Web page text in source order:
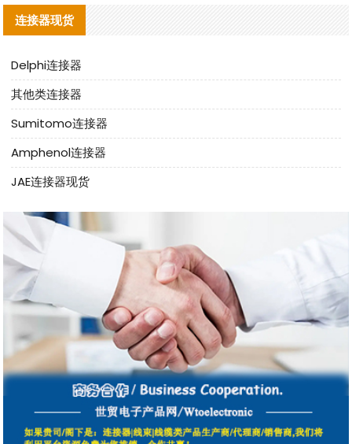
连接器现货
Delphi连接器
其他类连接器
Sumitomo连接器
Amphenol连接器
JAE连接器现货